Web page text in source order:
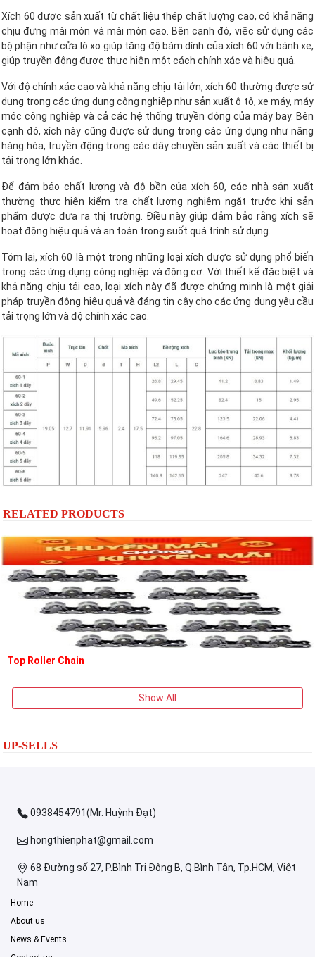
Xích 60 được sản xuất từ chất liệu thép chất lượng cao, có khả năng
chịu đựng mài mòn và mài mòn cao. Bên cạnh đó, việc sử dụng các
bộ phận như cửa lò xo giúp tăng độ bám dính của xích 60 với bánh xe,
giúp truyền động được thực hiện một cách chính xác và hiệu quả.
Với độ chính xác cao và khả năng chịu tải lớn, xích 60 thường được sử
dụng trong các ứng dụng công nghiệp như sản xuất ô tô, xe máy, máy
móc công nghiệp và cả các hệ thống truyền động của máy bay. Bên
cạnh đó, xích này cũng được sử dụng trong các ứng dụng như nâng
hàng hóa, truyền động trong các dây chuyền sản xuất và các thiết bị
tải trọng lớn khác.
Để đảm bảo chất lượng và độ bền của xích 60, các nhà sản xuất
thường thực hiện kiểm tra chất lượng nghiêm ngặt trước khi sản
phẩm được đưa ra thị trường. Điều này giúp đảm bảo rằng xích sẽ
hoạt động hiệu quả và an toàn trong suốt quá trình sử dụng.
Tóm lại, xích 60 là một trong những loại xích được sử dụng phổ biến
trong các ứng dụng công nghiệp và động cơ. Với thiết kế đặc biệt và
khả năng chịu tải cao, loại xích này đã được chứng minh là một giải
pháp truyền động hiệu quả và đáng tin cậy cho các ứng dụng yêu cầu
tải trọng lớn và độ chính xác cao.
RELATED PRODUCTS
Top Roller Chain
Show All
UP-SELLS
0938454791(Mr. Huỳnh Đạt)
hongthienphat@gmail.com
68 Đường số 27, P.Bình Trị Đông B, Q.Bình Tân, Tp.HCM, Việt
Nam
Home
About us
News & Events